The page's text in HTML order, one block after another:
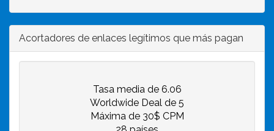
Acortadores de enlaces legítimos que más pagan
Tasa media de 6.06
Worldwide Deal de 5
Máxima de 30$ CPM